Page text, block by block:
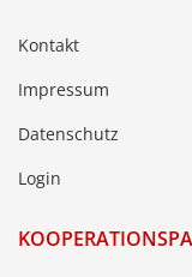
Kontakt
Impressum
Datenschutz
Login